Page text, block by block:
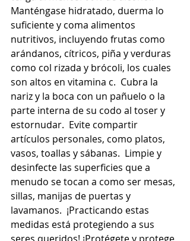
Manténgase hidratado, duerma lo
suficiente y coma alimentos
nutritivos, incluyendo frutas como
arándanos, cítricos, piña y verduras
como col rizada y brócoli, los cuales
son altos en vitamina c.  Cubra la
nariz y la boca con un pañuelo o la
parte interna de su codo al toser y
estornudar.  Evite compartir
artículos personales, como platos,
vasos, toallas y sábanas.  Limpie y
desinfecte las superficies que a
menudo se tocan a como ser mesas,
sillas, manijas de puertas y
lavamanos.  ¡Practicando estas
medidas está protegiendo a sus